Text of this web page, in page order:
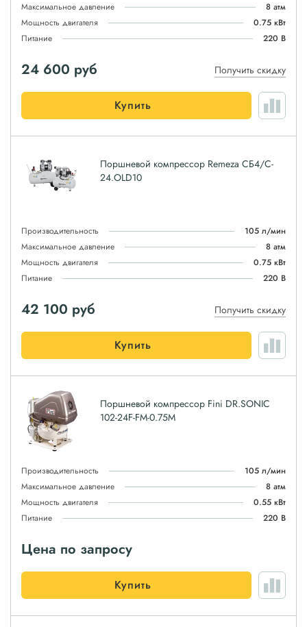
Максимальное давление
8 атм
Мощность двигателя
0.75 кВт
Питание
220 В
24 600 руб Получить скидку
Купить
Поршневой компрессор Remeza СБ4/C-
24.OLD10
Производительность
105 л/мин
Максимальное давление
8 атм
Мощность двигателя
0.75 кВт
Питание
220 В
42 100 руб Получить скидку
Купить
Поршневой компрессор Fini DR.SONIC
102-24F-FM-0.75M
Производительность
105 л/мин
Максимальное давление
8 атм
Мощность двигателя
0.55 кВт
Питание
220 В
Цена по запросу
Купить